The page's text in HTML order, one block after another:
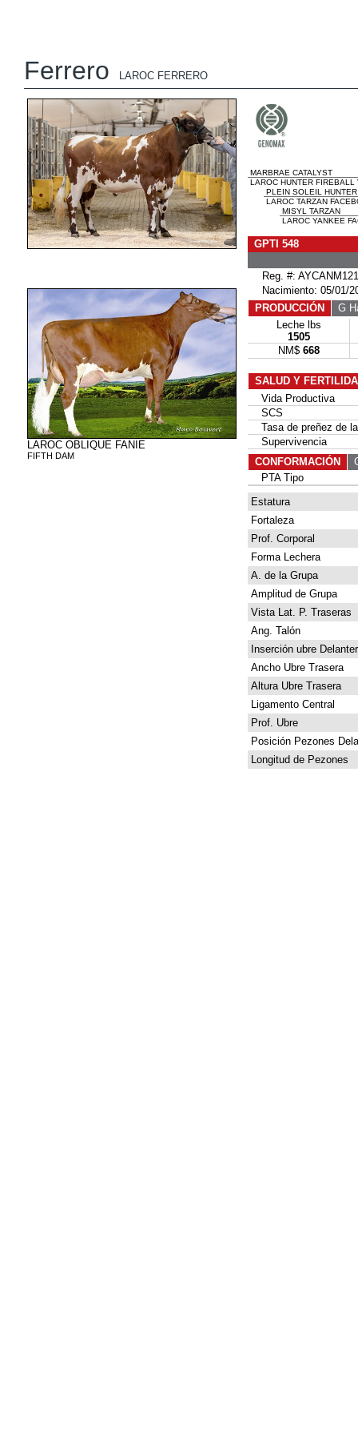
Ferrero LAROC FERRERO
LAROC OBLIQUE FANIE
FIFTH DAM
MARBRAE CATALYST
LAROC HUNTER
PLEIN SOLEIL HUNTER
LAROC TARZAN
MISYL TARZAN
LAROC YANKEE
GPTI 548
Reg. #:
Nacimiento: 05/01/
PRODUCCIÓN
G
Leche lbs
1505
NM$ 668
SALUD Y
Vida Productiva
SCS
Tasa de preñez de
Supervivencia
CONFORMACIÓN
PTA Tipo
Estatura
Fortaleza
Prof. Corporal
Forma Lechera
A. de la Grupa
Amplitud de Grupa
Vista Lat. P. Traseras
Ang. Talón
Inserción ubre
Ancho Ubre Trasera
Altura Ubre Trasera
Ligamento Central
Prof. Ubre
Posición Pezones
Longitud de Pezones